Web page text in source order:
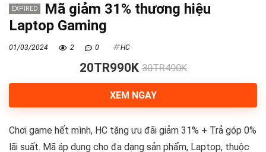
EXPIRED
Mã giảm 31% thương hiệu
Laptop Gaming
01/03/2024 2 0 HC
20TR990K 30TR490K
XEM NGAY
Chơi game hết mình, HC tặng ưu đãi giảm 31% + Trả góp 0%
lãi suất. Mã áp dụng cho đa dạng sản phẩm, Laptop, thuộc